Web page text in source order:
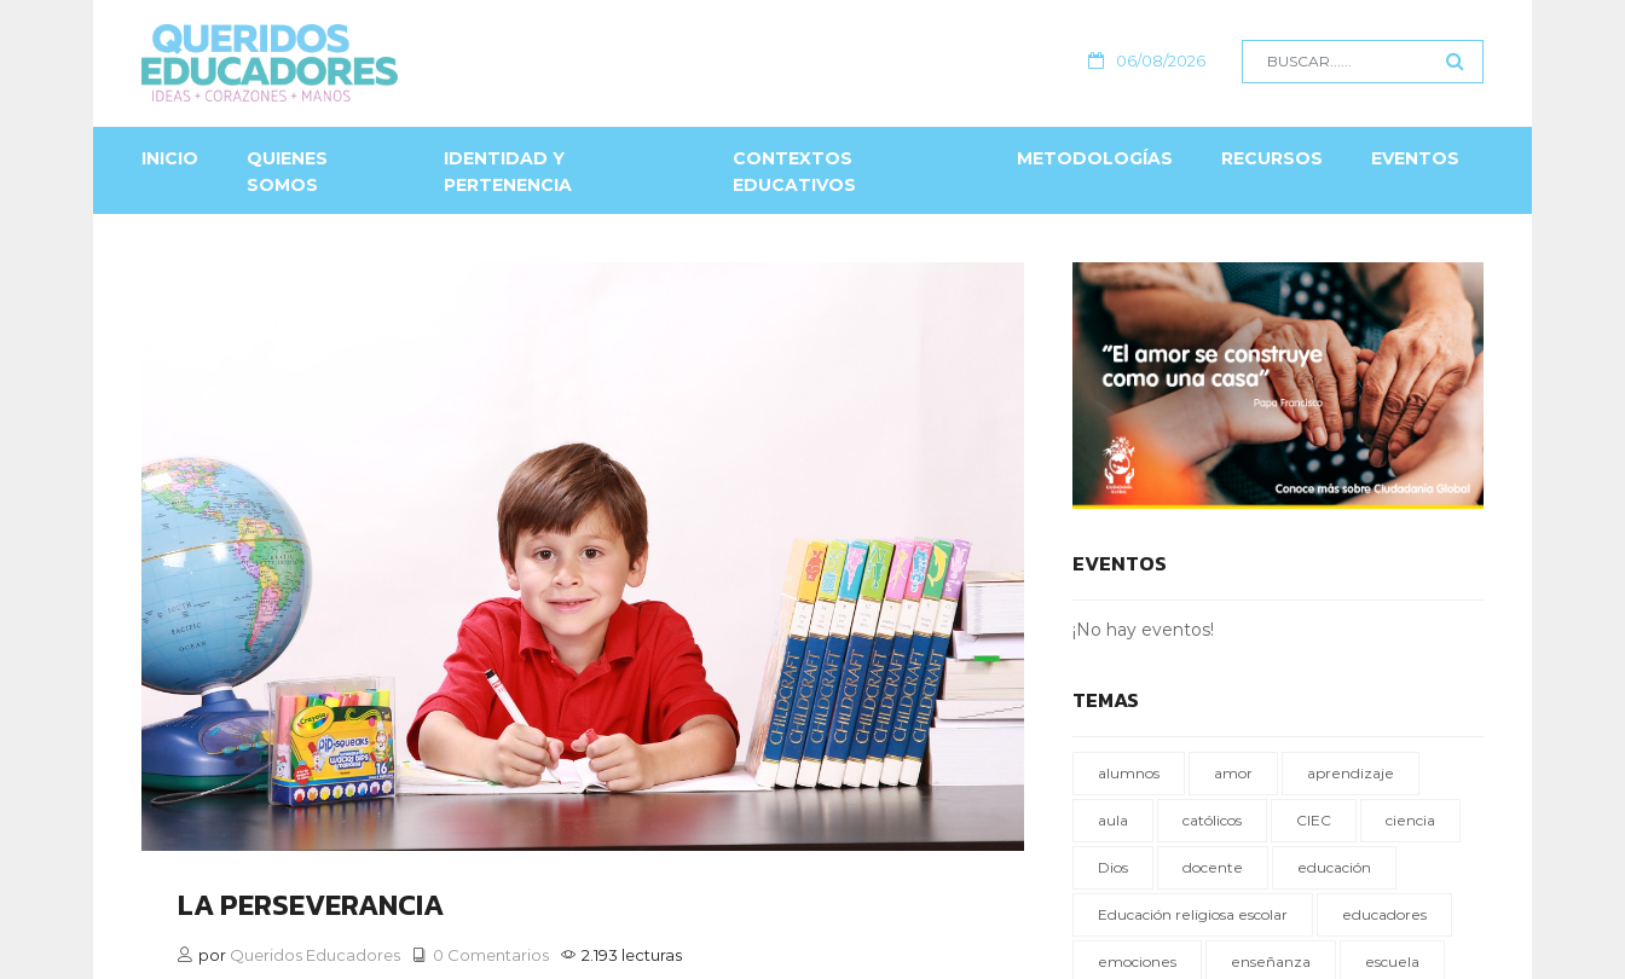
06/08/2026
INICIO
QUIENES
SOMOS
IDENTIDAD Y
PERTENENCIA
CONTEXTOS
EDUCATIVOS
METODOLOGÍAS RECURSOS EVENTOS
LA PERSEVERANCIA
por Queridos Educadores 0 Comentarios 2.193 lecturas
EVENTOS
¡No hay eventos!
TEMAS
alumnos amor aprendizaje
aula católicos CIEC ciencia
Dios docente educación
Educación religiosa escolar educadores
emociones enseñanza escuela